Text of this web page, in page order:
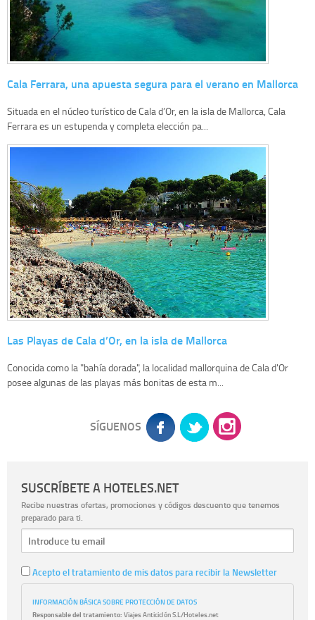
Cala Ferrara, una apuesta segura para el verano en Mallorca
Situada en el núcleo turístico de Cala d’Or, en la isla de Mallorca, Cala
Ferrara es un estupenda y completa elección pa...
Las Playas de Cala d’Or, en la isla de Mallorca
Conocida como la "bahía dorada", la localidad mallorquina de Cala d'Or
posee algunas de las playas más bonitas de esta m...
SÍGUENOS
SUSCRÍBETE A HOTELES.NET
Recibe nuestras ofertas, promociones y códigos descuento que tenemos
preparado para ti.
Acepto el tratamiento de mis datos para recibir la Newsletter
INFORMACIÓN BÁSICA SOBRE PROTECCIÓN DE DATOS
Responsable del tratamiento: Viajes Anticiclón S.L/Hoteles.net